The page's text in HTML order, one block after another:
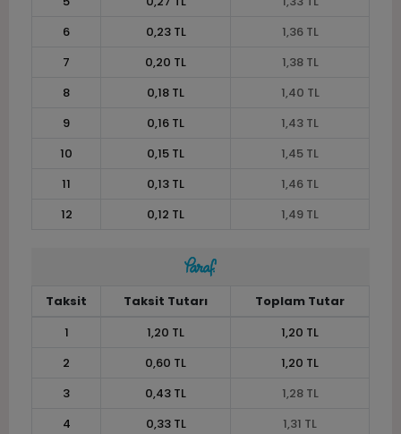
6
0,23 TL
1,36 TL
7
0,20 TL
1,38 TL
8
0,18 TL
1,40 TL
9
0,16 TL
1,43 TL
10
0,15 TL
1,45 TL
11
0,13 TL
1,46 TL
12
0,12 TL 1,49 TL
Taksit Taksit Tutarı
Toplam Tutar
1
1,20 TL
1,20 TL
2
0,60 TL
1,20 TL
3
0,43 TL
1,28 TL
4
0,33 TL
1,31 TL